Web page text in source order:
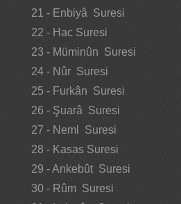
21 - Enbiyâ Suresi
22 - Hac Suresi
23 - Müminûn Suresi
24 - Nûr Suresi
25 - Furkân Suresi
26 - Şuarâ Suresi
27 - Neml Suresi
28 - Kasas Suresi
29 - Ankebût Suresi
30 - Rûm Suresi